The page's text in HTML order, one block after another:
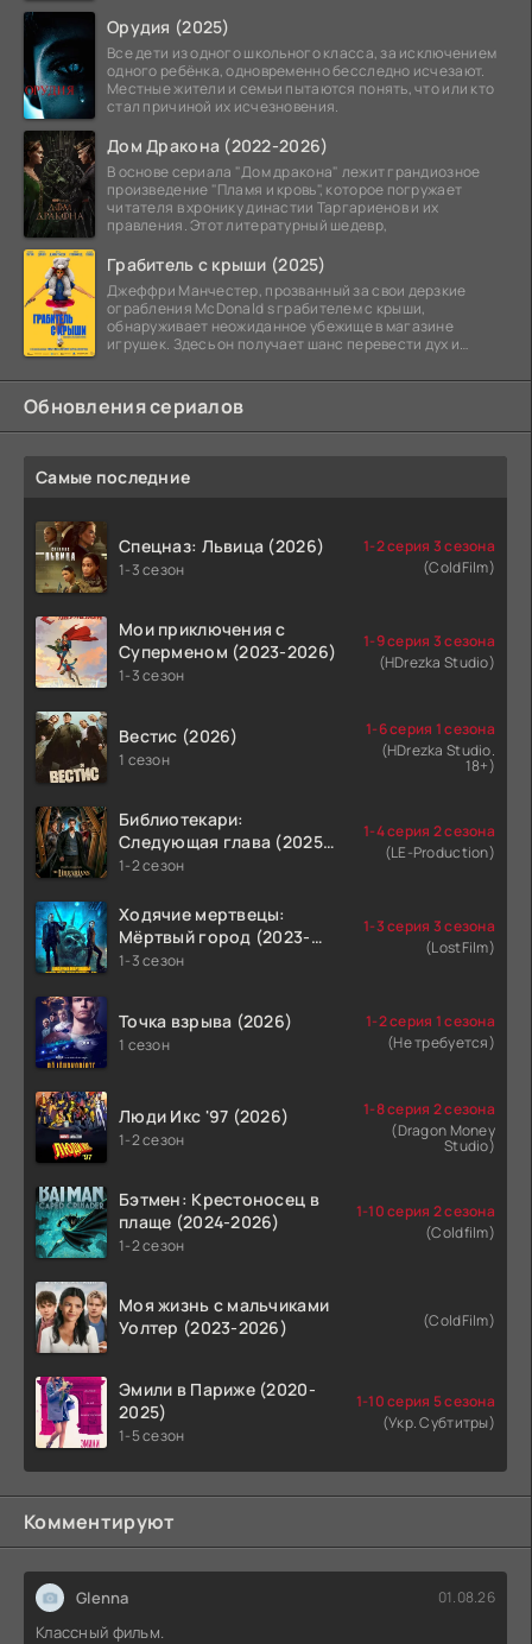
Орудия (2025)
Все дети из одного школьного класса, за исключением
одного ребёнка, одновременно бесследно исчезают.
Местные жители и семьи пытаются понять, что или кто
стал причиной их исчезновения.
Дом Дракона (2022-2026)
В основе сериала "Дом дракона" лежит грандиозное
произведение "Пламя и кровь", которое погружает
читателя в хронику династии Таргариенов и их
правления. Этот литературный шедевр,
Грабитель с крыши (2025)
Джеффри Манчестер, прозванный за свои дерзкие
ограбления McDonald s грабителем с крыши,
обнаруживает неожиданное убежище в магазине
игрушек. Здесь он получает шанс перевести дух и
Обновления сериалов
Самые последние
Спецназ: Львица (2026)
1-3 сезон
1-2 серия 3 сезона
(ColdFilm)
Мои приключения с
Суперменом (2023-2026)
1-3 сезон
1-9 серия 3 сезона
(HDrezka Studio)
Вестис (2026)
1 сезон
1-6 серия 1 сезона
(HDrezka Studio.
18+)
Библиотекари:
Следующая глава (2025-
2026)
1-2 сезон
1-4 серия 2 сезона
(LE-Production)
Ходячие мертвецы:
Мёртвый город (2023-
2026)
1-3 сезон
1-3 серия 3 сезона
(LostFilm)
Точка взрыва (2026)
1 сезон
1-2 серия 1 сезона
(Не требуется)
Люди Икс '97 (2026)
1-2 сезон
1-8 серия 2 сезона
(Dragon Money
Studio)
Бэтмен: Крестоносец в
плаще (2024-2026)
1-2 сезон
1-10 серия 2 сезона
(Coldfilm)
Моя жизнь с мальчиками
Уолтер (2023-2026)
(ColdFilm)
Эмили в Париже (2020-
2025)
1-5 сезон
1-10 серия 5 сезона
(Укр. Субтитры)
Комментируют
Glenna 01.08.26
Классный фильм.